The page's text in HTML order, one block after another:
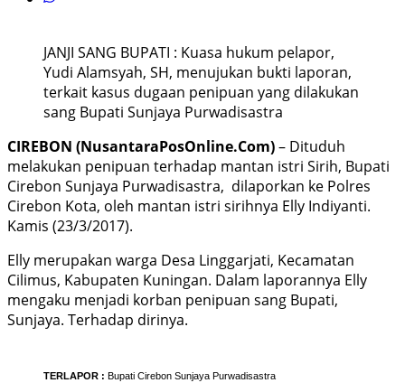
JANJI SANG BUPATI : Kuasa hukum pelapor,
Yudi Alamsyah, SH, menujukan bukti laporan,
terkait kasus dugaan penipuan yang dilakukan
sang Bupati Sunjaya Purwadisastra
CIREBON (NusantaraPosOnline.Com)– Dituduh
melakukan penipuan terhadap mantan istri Sirih, Bupati
Cirebon Sunjaya Purwadisastra, dilaporkan ke Polres
Cirebon Kota, oleh mantan istri sirihnya Elly Indiyanti.
Kamis (23/3/2017).
Elly merupakan warga Desa Linggarjati, Kecamatan
Cilimus, Kabupaten Kuningan. Dalam laporannya Elly
mengaku menjadi korban penipuan sang Bupati,
Sunjaya. Terhadap dirinya.
TERLAPOR : Bupati Cirebon Sunjaya Purwadisastra